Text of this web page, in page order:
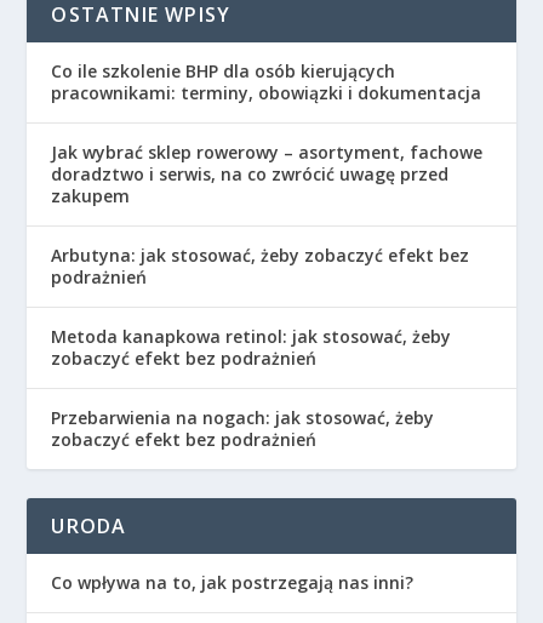
OSTATNIE WPISY
Co ile szkolenie BHP dla osób kierujących
pracownikami: terminy, obowiązki i dokumentacja
Jak wybrać sklep rowerowy – asortyment, fachowe
doradztwo i serwis, na co zwrócić uwagę przed
zakupem
Arbutyna: jak stosować, żeby zobaczyć efekt bez
podrażnień
Metoda kanapkowa retinol: jak stosować, żeby
zobaczyć efekt bez podrażnień
Przebarwienia na nogach: jak stosować, żeby
zobaczyć efekt bez podrażnień
URODA
Co wpływa na to, jak postrzegają nas inni?